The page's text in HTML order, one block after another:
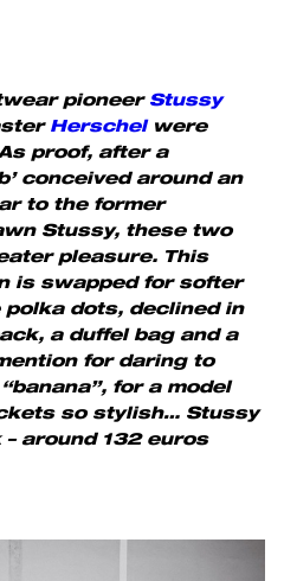
pioneer Stussy
Herschelwere
proof, after a
conceived around an
to the former
Stussy, these two
pleasure. This
is swapped for softer
dots, declined in
a duffel bag and a
for daring to
for a model
so stylish… Stussy
around 132 euros